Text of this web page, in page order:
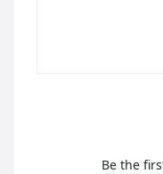
Be the